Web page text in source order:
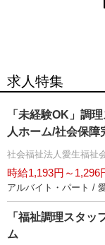
求人特集
「未経験OK」調
人ホーム/社会保障
社会福祉法人愛生福祉
時給1,193円～1,296
アルバイト・パート /
「福祉調理スタ
ム